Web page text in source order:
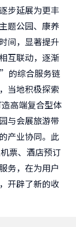
步延展为更丰
题公园、康养
间，显著提升
互联动，逐渐
的综合服务链
当地积极探索
高端复合型体
与会展旅游带
产业协同。此
票、酒店预订
务，在为用户
开辟了新的收